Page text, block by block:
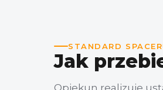
STANDARD
Jak
Opiekun realizuje